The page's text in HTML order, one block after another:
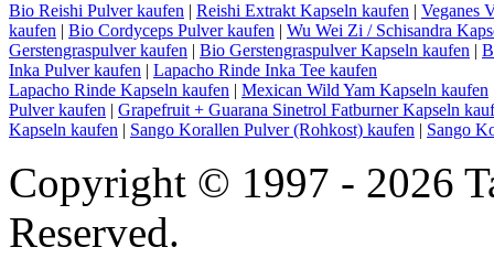
Bio Reishi Pulver kaufen | Reishi Extrakt Kapseln kaufen | Veganes
kaufen | Bio Cordyceps Pulver kaufen | Wu Wei Zi / Schisandra
Gerstengraspulver kaufen | Bio Gerstengraspulver Kapseln kaufen |
Inka Pulver kaufen | Lapacho Rinde Inka Tee kaufen
Lapacho Rinde Kapseln kaufen | Mexican Wild Yam Kapseln kaufen
Pulver kaufen | Grapefruit + Guarana Sinetrol Fatburner Kapseln
Kapseln kaufen | Sango Korallen Pulver (Rohkost) kaufen | Sango
Copyright © 1997 - 2026
Reserved.